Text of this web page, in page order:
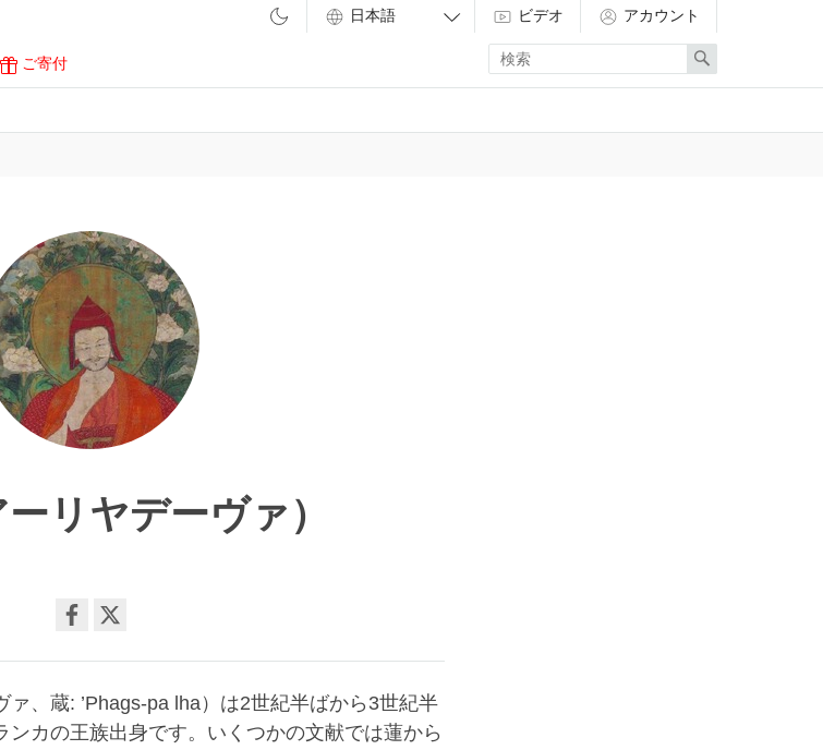
ご寄付
ビデオ アカウント
Enter
search
term
Search
リヤデーヴァ）
facebook
、蔵: ’Phags-pa lha）は2世紀半ばから3世紀半
ンカの王族出身です。いくつかの文献では蓮から